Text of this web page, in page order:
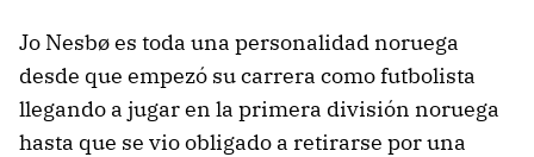
Jo Nesbø es toda una personalidad noruega
desde que empezó su carrera como futbolista
llegando a jugar en la primera división noruega
hasta que se vio obligado a retirarse por una